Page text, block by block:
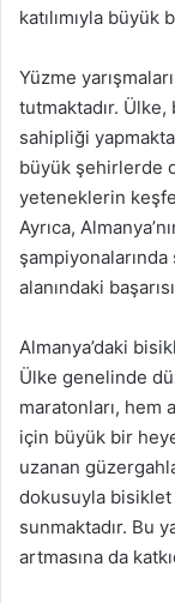
katılımıyla
Yüzme
tutmaktadır.
sahipliği
büyük şehirlerde
yeteneklerin
Ayrıca,
alanındaki
Almanya’daki
Ülke genelinde
maratonları,
için büyük bir
uzanan
dokusuyla
sunmaktadır. Bu
artmasına da